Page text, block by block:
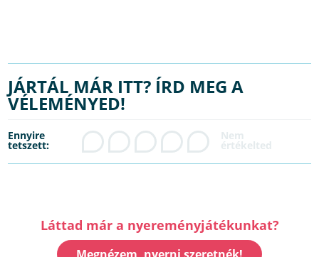
JÁRTÁL MÁR ITT? ÍRD MEG A
VÉLEMÉNYED!
Ennyire
tetszett:
Láttad már a nyereményjátékunkat?
Megnézem, nyerni szeretnék!